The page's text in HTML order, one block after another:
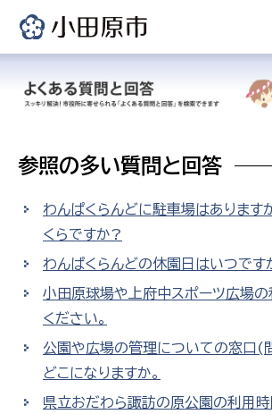
参照の多い質問と回答
わんぱくらんどに駐車場はありま
くらですか?
わんぱくらんどの休園日はいつです
小田原球場や上府中スポーツ広場
ください。
公園や広場の管理についての窓口(
どこになりますか。
県立おだわら諏訪の原公園の利用